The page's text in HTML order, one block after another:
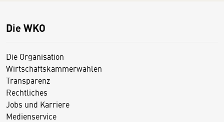
Die WKO
Die Organisation
Wirtschaftskammerwahlen
Transparenz
Rechtliches
Jobs und Karriere
Medienservice